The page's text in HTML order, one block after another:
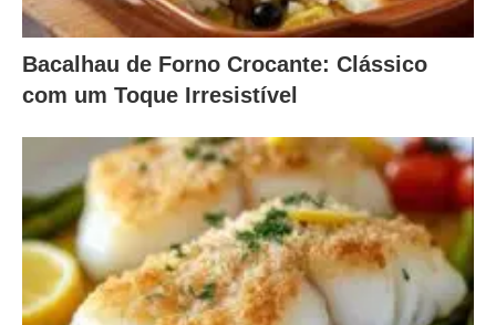
Bacalhau de Forno Crocante: Clássico
com um Toque Irresistível